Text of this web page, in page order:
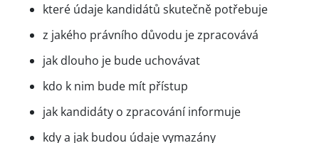
které údaje kandidátů skutečně potřebuje
z jakého právního důvodu je zpracovává
jak dlouho je bude uchovávat
kdo k nim bude mít přístup
jak kandidáty o zpracování informuje
kdy a jak budou údaje vymazány